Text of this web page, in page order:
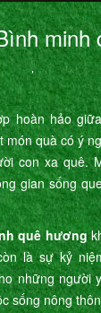
’
hoàn hảo
món quà có ý
con xa quê.
gian sống
quê hương
là sự kỷ
những người
sống nông